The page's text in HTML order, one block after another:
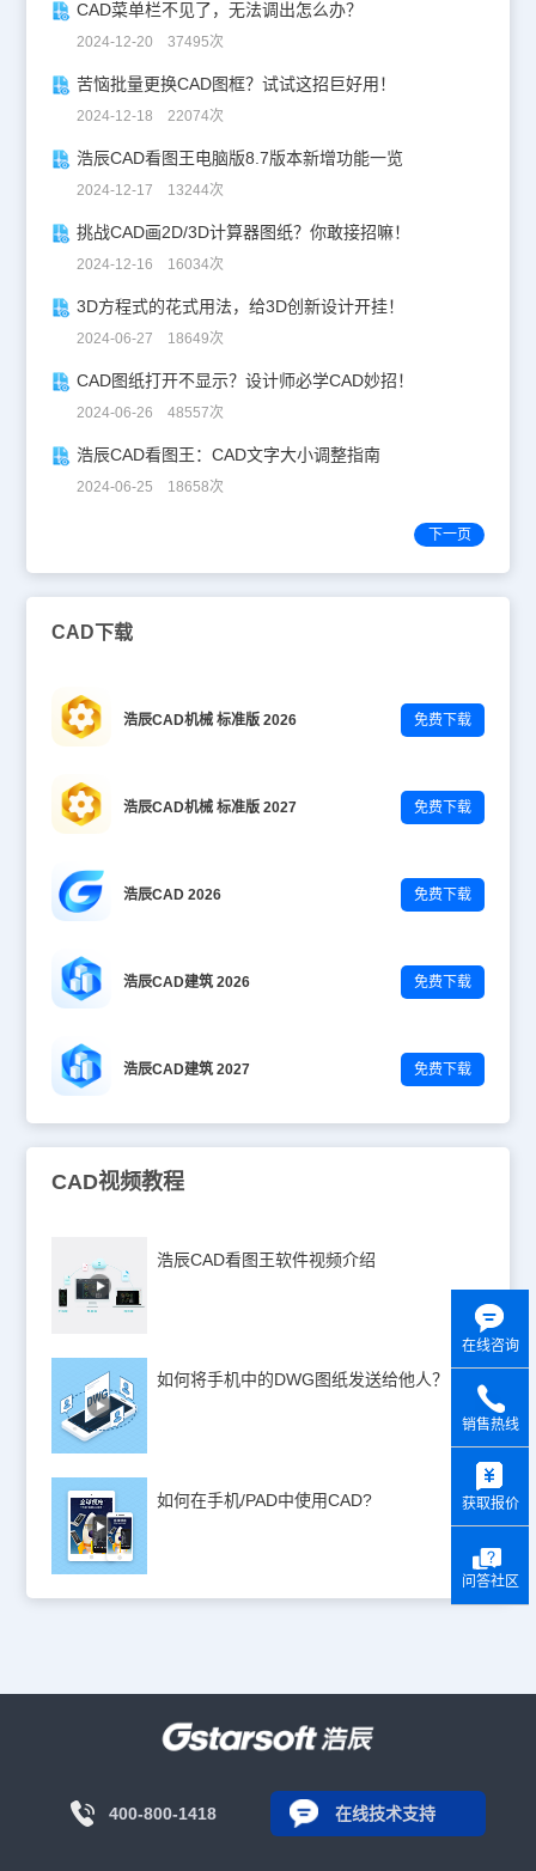
2、在命令行输入0,0，回车，确定直线第一点。 3、在命令行输入
输入@10<45，回车，绘制一条长度为10，与X轴正向角度为45的直
线，如下图所示。 5、输入C，回车，完成一个闭合的三角形，如下
图所示。 注意：上面的相对坐标在命令行输入时要加上@，如果在
图形窗口的动态输入框中输入不必加上@，因为动态输入默认输入的
的基准，有了这个基准，就可以准确定位点、线、面之间的相互位置
关系，可以更好地绘制图形和模拟现实的效果。了解坐标系和掌握坐
标输入的各种方法，是学会CAD绘图的基础。 以上的相关内容介绍
就是小编今天使用浩辰CAD软件来给大家介绍的关于CAD坐标轴绘
图的相关内容了，喜欢的朋友赶紧收藏吧！
CAD菜单栏不见了，无法调出怎么办？
2024-12-20 37495次
苦恼批量更换CAD图框？试试这招巨好用！
2024-12-18 22074次
浩辰CAD看图王电脑版8.7版本新增功能一览
2024-12-17 13244次
挑战CAD画2D/3D计算器图纸？你敢接招嘛！
2024-12-16 16034次
3D方程式的花式用法，给3D创新设计开挂！
2024-06-27 18649次
CAD图纸打开不显示？设计师必学CAD妙招！
2024-06-26 48557次
浩辰CAD看图王：CAD文字大小调整指南
2024-06-25 18658次
下一页
CAD下载
浩辰CAD机械 标准版 2026 免费下载
浩辰CAD机械 标准版 2027 免费下载
浩辰CAD 2026 免费下载
浩辰CAD建筑 2026 免费下载
浩辰CAD建筑 2027 免费下载
CAD视频教程
浩辰CAD看图王软件视频介绍
如何将手机中的DWG图纸发送给他人？
如何在手机/PAD中使用CAD?
400-800-1418 在线技术支持
在线咨询
销售热线
获取报价
问答社区